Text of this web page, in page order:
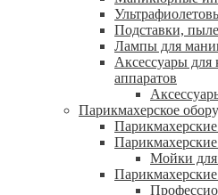
Подставки,
Лампы для
Аксессуары
аппаратов
Парикмахерское
Парикмахерские
Мойки для